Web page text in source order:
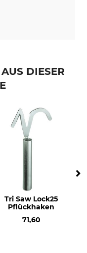
DIESER
Tri Saw Lock25
Pflückhaken
71,60